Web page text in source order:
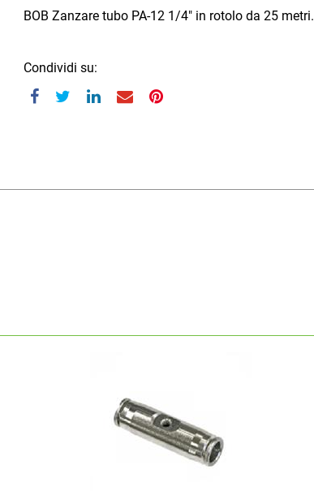
BOB Zanzare tubo PA-12 1/4" in rotolo da 25
Condividi su: